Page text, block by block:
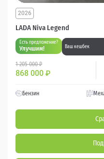
LADA Niva Legend
2026
Есть предложение?
Улучшим! Ваш кешбек
1 205 000 ₽
868 000 ₽
Бензин